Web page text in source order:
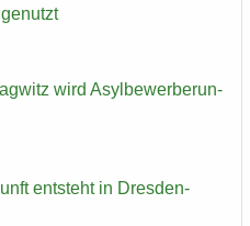
wird Asyl­be­wer­ber­un­
ent­steht in Dresden-​